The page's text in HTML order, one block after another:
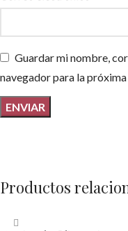
Guardar mi nombre,
navegador para la
Productos